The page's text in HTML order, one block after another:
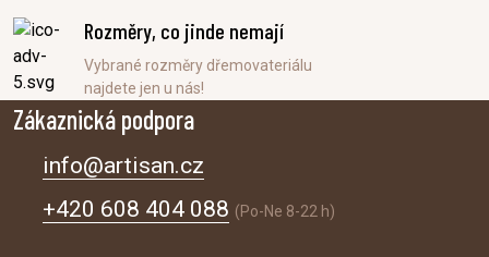
Rozměry, co jinde nemají
Vybrané rozměry dřemovateriálu
najdete jen u nás!
Zákaznická podpora
info@artisan.cz
+420 608 404 088 (Po-Ne 8-22 h)